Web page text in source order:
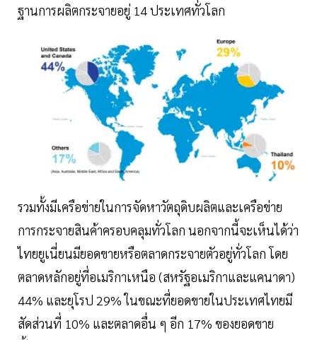
ฐานการผลิตกระจายอยู่ 14 ประเทศทั่วโลก
รวมทั้งมีเครือข่ายในการจัดหาวัตถุดิบผลิตและเครือข่าย
การกระจายสินค้าครอบคลุมทั่วโลก นอกจากนี้จะเห็นได้ว่า
ไทยยูเนี่ยนมียอดขายหรือตลาดกระจายตัวอยู่ทั่วโลก โดย
ตลาดหลักอยู่ที่อเมริกาเหนือ (สหรัฐอเมริกาและแคนาดา)
44% และยุโรป 29% ในขณะที่ยอดขายในประเทศไทยมี
สัดส่วนที่ 10% และตลาดอื่น ๆ อีก 17% ของยอดขาย